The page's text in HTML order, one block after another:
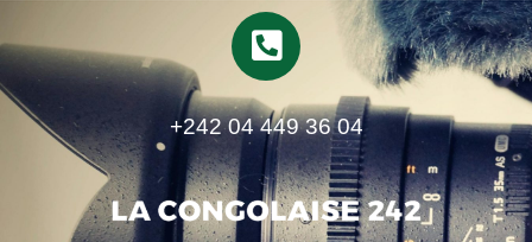
+242 04 449 36 04